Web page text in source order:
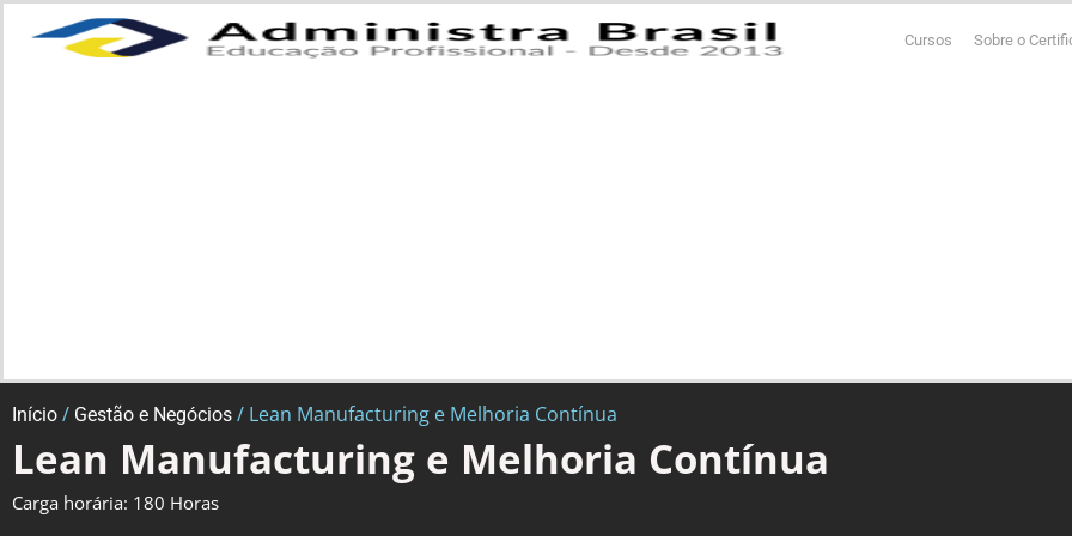
Cursos Sobre o
Início / Gestão e Negócios / Lean Manufacturing e Melhoria Contínua
Lean Manufacturing e Melhoria Contínua
Carga horária: 180 Horas